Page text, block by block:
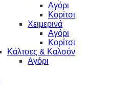
Αγόρι
Κορίτσι
Χειμερινά
Αγόρι
Κορίτσι
Κάλτσες & Καλσόν
Αγόρι